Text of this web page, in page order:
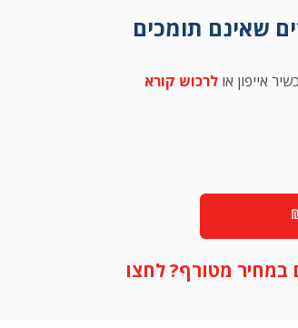
לרכוש קורא
במחיר מטורף? לחצו